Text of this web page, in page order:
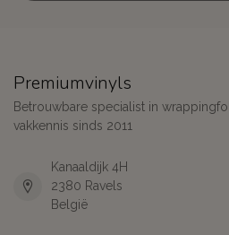
Premiumvinyls
Betrouwbare specialist in
vakkennis sinds 2011
Kanaaldijk 4H
2380 Ravels
België